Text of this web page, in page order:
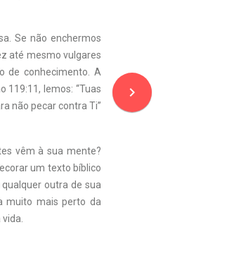
Se não enchermos
até mesmo vulgares
de conhecimento. A
119:11, lemos: “Tuas
não pecar contra Ti”
vêm à sua mente?
um texto bíblico
outra de sua
muito mais perto da
navigate_next